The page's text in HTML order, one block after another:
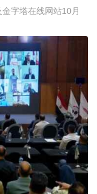
字塔在线网站10月